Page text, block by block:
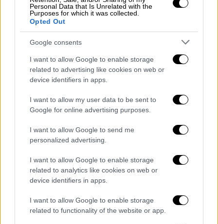
Personal Data that Is Unrelated with the
Purposes for which it was collected.
Opted Out
Google consents
I want to allow Google to enable storage
related to advertising like cookies on web or
device identifiers in apps.
I want to allow my user data to be sent to
Google for online advertising purposes.
I want to allow Google to send me
personalized advertising.
I want to allow Google to enable storage
related to analytics like cookies on web or
device identifiers in apps.
I want to allow Google to enable storage
related to functionality of the website or app.
αποστολή προετοιμαζόταν για χρόνια
Τεχνολογία|10.06.2019 11:12
κοντινός-μεγάλος-φωτεινός Δίας της
χρονιάς